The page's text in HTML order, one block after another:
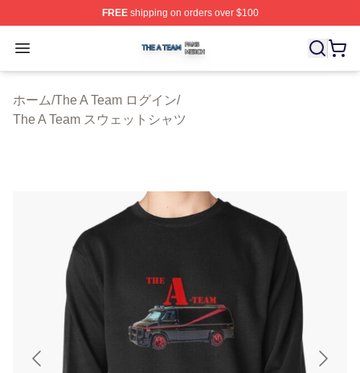
FREEshipping on orders over $100
Open menu
The A Team Shop ⚡️ Officially Licensed The A Team
ホーム/The A Team ログイン/
The A Team スウェットシャツ